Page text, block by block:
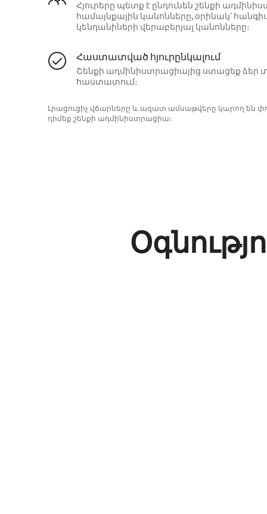
Հյուրերը պետք է ընդունեն շենքի
համայնքային կանոնները, օրինակ՝
կենդանիների վերաբերյալ կանոնները։
Հաստատված հյուրընկալում
Շենքի ադմինիստրացիայից ստացեք ձեր
հաստատում։
Լրացուցիչ վճարները և ազատ ամսաթվերը կարող են
դիմեք շենքի ադմինիստրացիա։